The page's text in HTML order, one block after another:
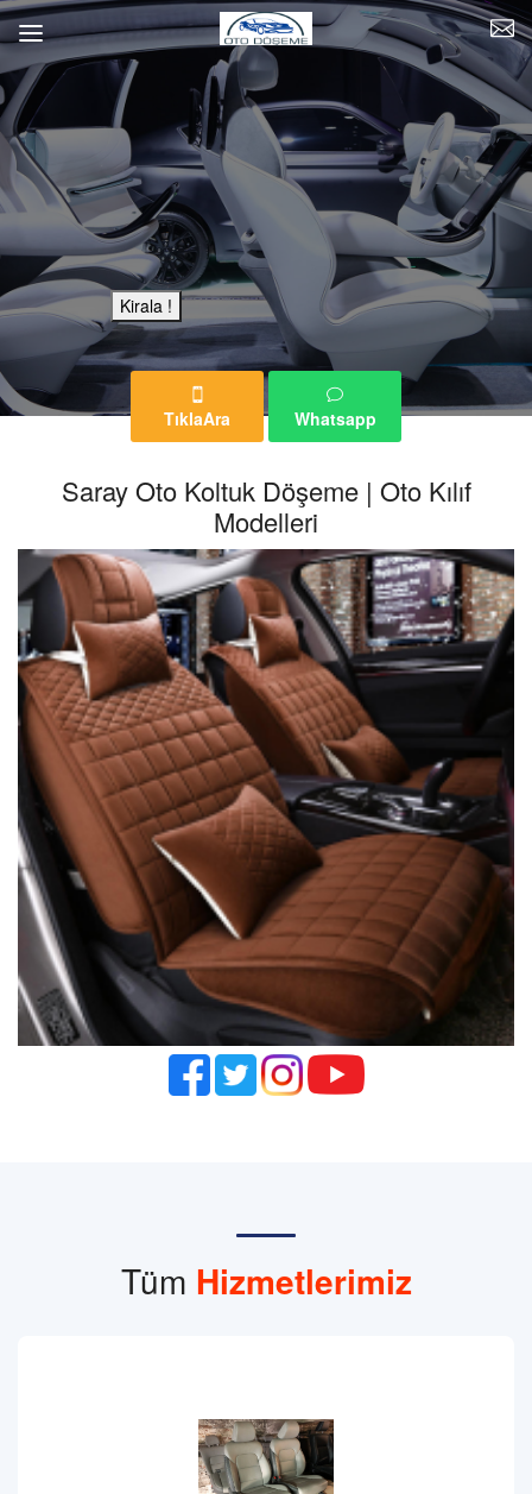
TıklaAra Whatsapp
Bu Reklam Sayfası Kiralıktır.
Kirala !
Saray Oto Koltuk Döşeme | Oto Kılıf
Modelleri
Tüm Hizmetlerimiz